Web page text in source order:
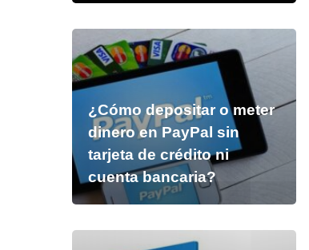
¿Cómo depositar o meter
dinero en PayPal sin
tarjeta de crédito ni
cuenta bancaria?